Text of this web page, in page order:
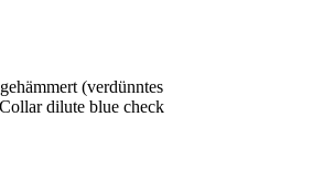
(verdünntes
dilute blue check